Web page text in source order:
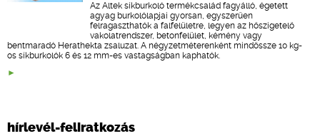
Az Altek síkburkoló termékcsalád fagyálló, égetett
agyag burkolólapjai gyorsan, egyszerűen
felragaszthatók a falfelületre, legyen az hőszigetelő
vakolatrendszer, betonfelület, kémény vagy
bentmaradó Herathekta zsaluzat. A négyzetméterenként mindössze 10 kg-
os síkburkolók 6 és 12 mm-es vastagságban kaphatók.
hírlevél-feliratkozás